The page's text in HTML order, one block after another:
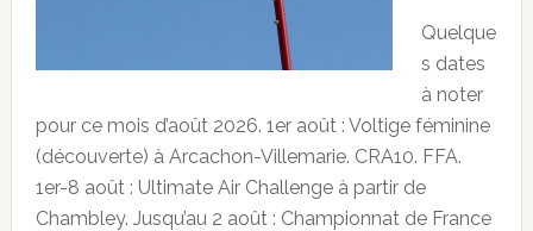
Quelque
s dates
à noter
pour ce mois d’août 2026. 1er août : Voltige féminine
(découverte) à Arcachon-Villemarie. CRA10. FFA.
1er-8 août : Ultimate Air Challenge à partir de
Chambley. Jusqu’au 2 août : Championnat de France